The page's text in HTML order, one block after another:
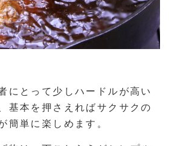
にとって少しハードルが高い
基本を押さえればサクサクの
簡単に楽しめます。